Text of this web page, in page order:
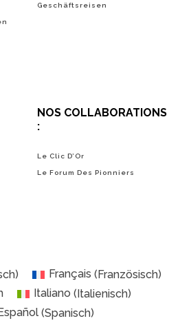
Geschäftsreisen
NOS COLLABORATIONS
:
Le Clic D’Or
Le Forum Des Pionniers
) Français (Französisch)
Italiano (Italienisch)
Español(Spanisch)